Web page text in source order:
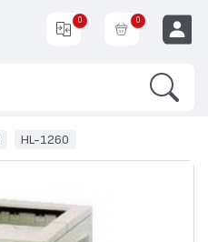
0 0
HL-1260